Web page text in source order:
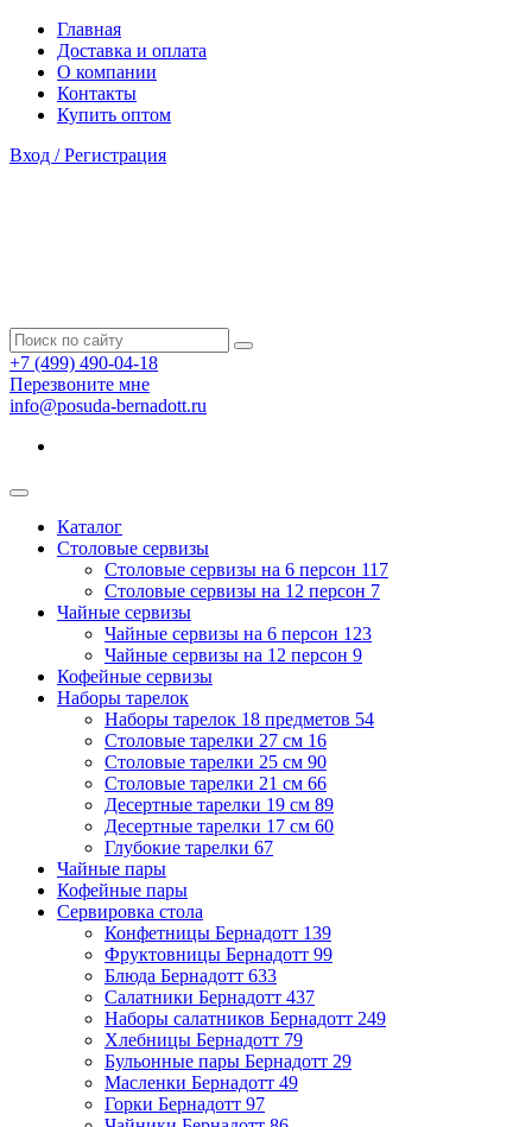
Главная
Доставка и оплата
О компании
Контакты
Купить оптом
Вход / Регистрация
+7 (499) 490-04-18
Перезвоните мне
info@posuda-bernadott.ru
Каталог
Столовые сервизы
Столовые сервизы на 6 персон 117
Столовые сервизы на 12 персон 7
Чайные сервизы
Чайные сервизы на 6 персон 123
Чайные сервизы на 12 персон 9
Кофейные сервизы
Наборы тарелок
Наборы тарелок 18 предметов 54
Столовые тарелки 27 см 16
Столовые тарелки 25 см 90
Столовые тарелки 21 см 66
Десертные тарелки 19 см 89
Десертные тарелки 17 см 60
Глубокие тарелки 67
Чайные пары
Кофейные пары
Сервировка стола
Конфетницы Бернадотт 139
Фруктовницы Бернадотт 99
Блюда Бернадотт 633
Салатники Бернадотт 437
Наборы салатников Бернадотт 249
Хлебницы Бернадотт 79
Бульонные пары Бернадотт 29
Масленки Бернадотт 49
Горки Бернадотт 97